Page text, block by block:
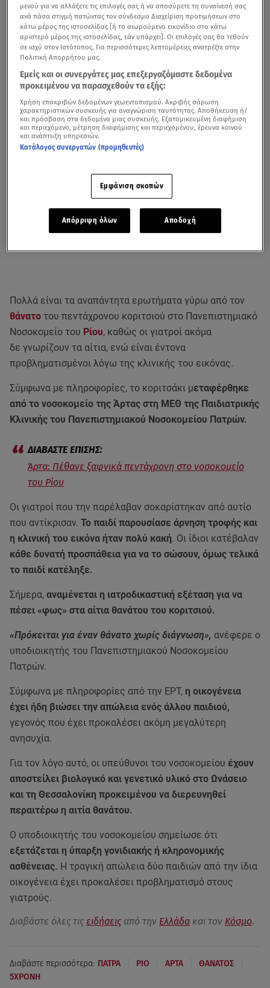
Πολλά είναι τα αναπάντητα ερωτήματα γύρω από τον
θάνατο του πεντάχρονου κοριτσιού στο Πανεπιστημιακό
Νοσοκομείο του Ρίου, καθώς οι γιατροί ακόμα
δε γνωρίζουν τα αίτια, ενώ είναι έντονα
προβληματισμένοι λόγω της κλινικής του εικόνας.
Σύμφωνα με πληροφορίες, το κοριτσάκι μεταφέρθηκε
από το νοσοκομείο της Άρτας στη ΜΕΘ της Παιδιατρικής
Κλινικής του Πανεπιστημιακού Νοσοκομείου Πατρών.
Άρτα: Πέθανε ξαφνικά πεντάχρονη στο νοσοκομείο
του Ρίου
Οι γιατροί που την παρέλαβαν σοκαρίστηκαν από αυτίο
που αντίκρισαν. Το παιδί παρουσίασε άρνηση τροφής και
η κλινική του εικόνα ήταν πολύ κακή. Οι ίδιοι κατέβαλαν
κάθε δυνατή προσπάθεια για να το σώσουν, όμως τελικά
το παιδί κατέληξε.
Σήμερα, αναμένεται η ιατροδικαστική εξέταση για να
πέσει «φως» στα αίτια θανάτου του κοριτσιού.
«Πρόκειται για έναν θάνατο χωρίς διάγνωση», ανέφερε ο
υποδιοικητής του Πανεπιστημιακού Νοσοκομείου
Πατρών.
Σύμφωνα με πληροφορίες από την ΕΡΤ, η οικογένεια
έχει ήδη βιώσει την απώλεια ενός άλλου παιδιού,
γεγονός που έχει προκαλέσει ακόμη μεγαλύτερη
ανησυχία.
Για τον λόγο αυτό, οι υπεύθυνοι του νοσοκομείου έχουν
αποστείλει βιολογικό και γενετικό υλικό στο Ωνάσειο
και τη Θεσσαλονίκη προκειμένου να διερευνηθεί
περαιτέρω η αιτία θανάτου.
Ο υποδιοικητής του νοσοκομείου σημείωσε ότι
εξετάζεται η ύπαρξη γονιδιακής ή κληρονομικής
ασθένειας. Η τραγική απώλεια δύο παιδιών από την ίδια
οικογένεια έχει προκαλέσει προβληματισμό στους
γιατρούς.
Διαβάστε όλες τις ειδήσεις από την Ελλάδα και τον Κόσμο.
Διαβάστε περισσότερα: ΠΑΤΡΑ ΡΙΟ ΑΡΤΑ ΘΑΝΑΤΟΣ
5ΧΡΟΝΗ
μενού για να αλλάξετε τις επιλογές σας ή να αποσύρετε τη συναίνεσή σας
ανά πάσα στιγμή πατώντας τον σύνδεσμο Διαχείριση προτιμήσεων στο
κάτω μέρος της ιστοσελίδας [ή το αιωρούμενο εικονίδιο στο κάτω
αριστερό μέρος της ιστοσελίδας, εάν υπάρχει]. Οι επιλογές σας θα τεθούν
σε ισχύ στον Ιστότοπος. Για περισσότερες λεπτομέρειες ανατρέξτε στην
Πολιτική Απορρήτου μας.
Εμείς και οι συνεργάτες μας επεξεργαζόμαστε δεδομένα
προκειμένου να παρασχεθούν τα εξής:
Χρήση επακριβών δεδομένων γεωεντοπισμού. Ακριβής σάρωση
χαρακτηριστικών συσκευής για αναγνώριση ταυτότητας. Αποθήκευση ή/
και πρόσβαση στα δεδομένα μιας συσκευής. Εξατομικευμένη διαφήμιση
και περιεχόμενο, μέτρηση διαφήμισης και περιεχομένου, έρευνα κοινού
και ανάπτυξη υπηρεσιών.
Κατάλογος συνεργατών (προμηθευτές)
Εμφάνιση σκοπών
Απόρριψη όλων Αποδοχή